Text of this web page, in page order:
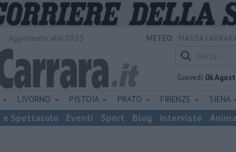
METEO:
Giovedì 06
LIVORNO PISTOIA PRATO FIRENZE SIENA
e Spettacolo Eventi Sport Blog Interviste